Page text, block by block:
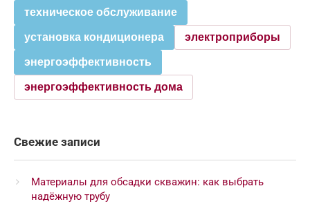
техническое обслуживание
установка кондиционера электроприборы
энергоэффективность
энергоэффективность дома
Свежие записи
Материалы для обсадки скважин: как выбрать
надёжную трубу